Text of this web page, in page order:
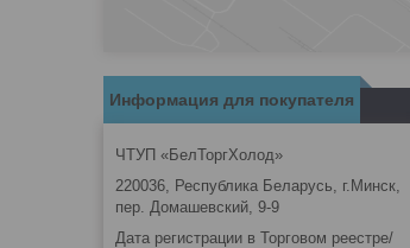
Информация для покупателя
ЧТУП «БелТоргХолод»
220036, Республика Беларусь, г.Минск,
пер. Домашевский, 9-9
Дата регистрации в Торговом реестре/